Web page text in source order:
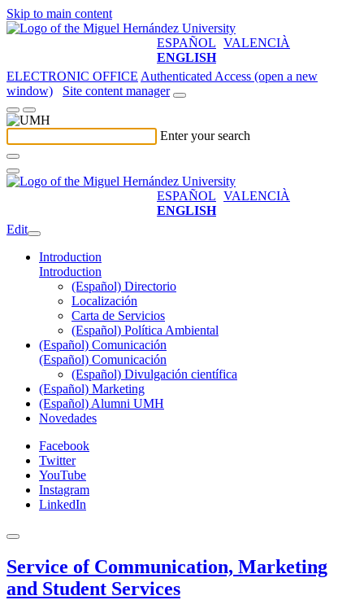
Skip to main content
ESPAÑOL VALENCIÀ
ENGLISH
ELECTRONIC OFFICE Authenticated Access (open a new
window)
Site content manager
Enter your search
ESPAÑOL VALENCIÀ
ENGLISH
Edit
Introduction
Introduction
(Español) Directorio
Localización
Carta de Servicios
(Español) Política Ambiental
(Español) Comunicación
(Español) Comunicación
(Español) Divulgación científica
(Español) Marketing
(Español) Alumni UMH
Novedades
Facebook
Twitter
YouTube
Instagram
LinkedIn
Service of Communication, Marketing
and Student Services